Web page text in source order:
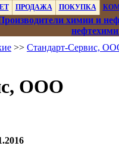
ПРОДАЖА ПОКУПКА
химии и
>> Стандарт-Сервис,
ООО